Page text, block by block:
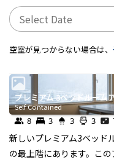
空室が見つからない場合は、
プレミアム 3ベッドルーム
Self Contained
8 3 3 3
新しいプレミアム3ベッド
の最上階にあります。こ